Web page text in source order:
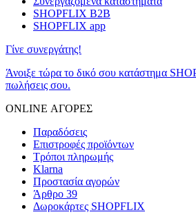
SHOPFLIX B2B
SHOPFLIX app
Γίνε συνεργάτης!
Άνοιξε τώρα το δικό σου κατάστημα
πωλήσεις σου.
ONLINE ΑΓΟΡΕΣ
Παραδόσεις
Επιστροφές προϊόντων
Τρόποι πληρωμής
Klarna
Προστασία αγορών
Άρθρο 39
Δωροκάρτες SHOPFLIX